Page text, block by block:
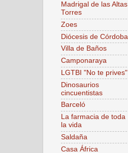
Madrigal de las Altas
Torres
Zoes
Diócesis de Córdoba
Villa de Baños
Camponaraya
LGTBI "No te prives"
Dinosaurios
cincuentistas
Barceló
La farmacia de toda
la vida
Saldaña
Casa África